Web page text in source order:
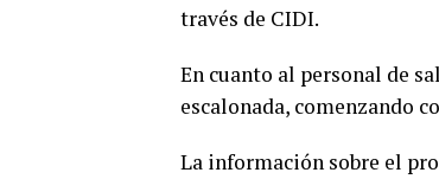
través de CIDI.
En cuanto al personal de
escalonada, comenzando
La información sobre el